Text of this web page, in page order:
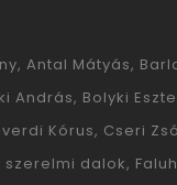
Antal Mátyás
András Bolyki
Kórus Cseri
dalok